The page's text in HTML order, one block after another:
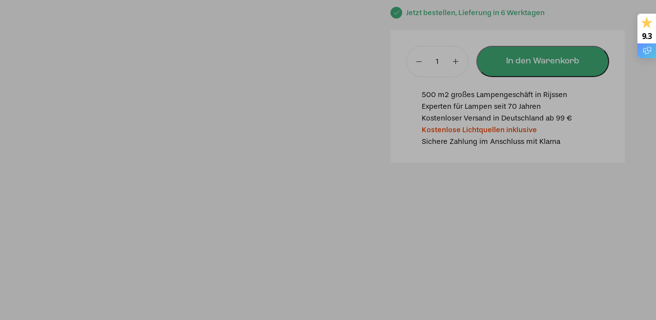
Jetzt bestellen, Lieferung in 6 Werktagen
Menge
In den Warenkorb
500 m2 großes Lampengeschäft in Rijssen
Experten für Lampen seit 70 Jahren
Kostenloser Versand in Deutschland ab 99 €
Kostenlose Lichtquellen inklusive
Sichere Zahlung im Anschluss mit Klarna
9.3